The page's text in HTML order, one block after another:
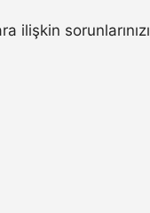
ilişkin sorunlarınızı